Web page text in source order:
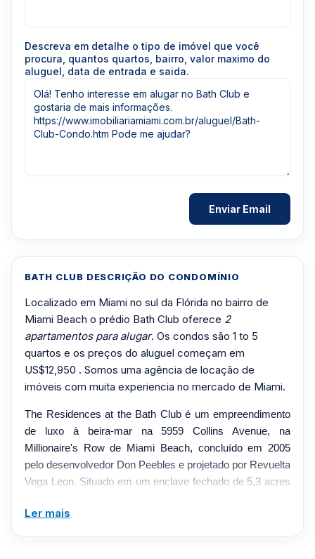
BATH CLUB DESCRIÇÃO DO CONDOMÍNIO
Localizado em Miami no sul da Flórida no bairro de
Miami Beach o prédio Bath Club oferece 2
apartamentos para alugar. Os condos são 1 to 5
quartos e os preços do aluguel começam em
US$12,950 . Somos uma agência de locação de
imóveis com muita experiencia no mercado de Miami.
The Residences at the Bath Club é um empreendimento
de luxo à beira-mar na 5959 Collins Avenue, na
Millionaire's Row de Miami Beach, concluído em 2005
pelo desenvolvedor Don Peebles e projetado por Revuelta
Vega Leon. Situado em um enclave fechado de 5,3 acres
composto por uma torre de 20 andares com cerca de 113
Ler mais
Descreva em detalhe o tipo de imóvel que você
procura, quantos quartos, bairro, valor maximo do
aluguel, data de entrada e saida.